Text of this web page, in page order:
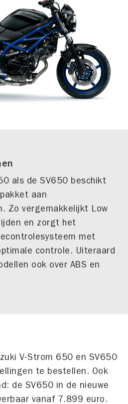
als de SV650 beschikt
aan
Zo vergemakkelijkt Low
en zorgt het
met
controle. Uiteraard
ook over ABS en
V-Strom 650 en SV650
te bestellen. Ook
de SV650 in de nieuwe
vanaf 7.899 euro.